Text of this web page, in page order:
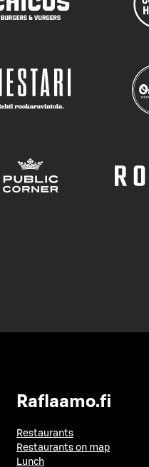
Raflaamo.fi
Restaurants
Restaurants on map
Lunch